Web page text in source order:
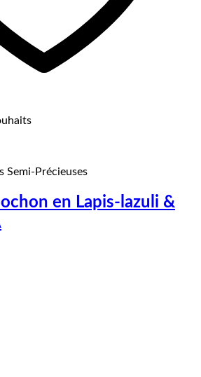
Semi-Précieuses
en Lapis-lazuli &